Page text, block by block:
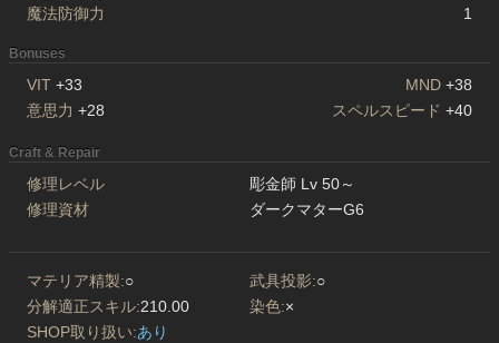
魔法防御力
1
Bonuses
VIT +33 MND +38
意思力 +28 スペルスピード +40
Craft & Repair
修理レベル
彫金師 Lv 50～
修理資材
ダークマターG6
マテリア精製:○ 武具投影:○
分解適正スキル:210.00 染色:×
SHOP取り扱い:あり